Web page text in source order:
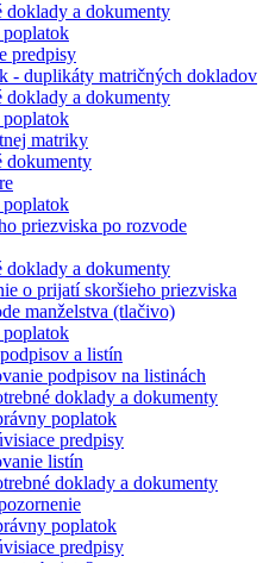
doklady a dokumenty
predpisy
- duplikáty matričných dokladov
doklady a dokumenty
matriky
dokumenty
priezviska po rozvode
doklady a dokumenty
o prijatí skoršieho priezviska
manželstva (tlačivo)
a listín
podpisov na listinách
doklady a dokumenty
poplatok
predpisy
listín
doklady a dokumenty
poplatok
predpisy